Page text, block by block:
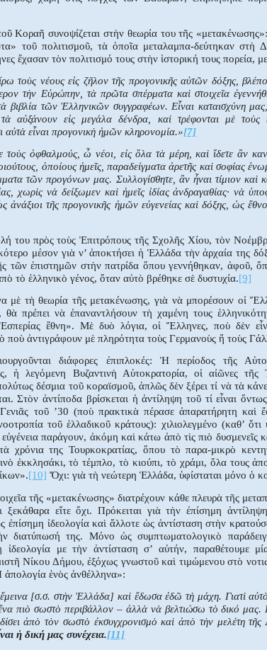
Κοραῆ συνοψίζεται στὴν θεωρία του τῆς
τοῦ πολιτισμοῦ, τὰ ὁποῖα μεταλαμπα-δεύτηκαν στὴ
ἔχασαν τὸν πολιτισμό τους στὴν ἱστορική τους πορεία,
τοὺς νέους εἰς ζῆλον τῆς προγονικῆς αὐτῶν δόξης,
τὴν Εὐρώπην, τὰ πρῶτα σπέρματα καὶ στοιχεῖα
βιβλία τῶν Ἑλληνικῶν συγγραφέων. Εἶναι καταισχύνη
τὰ αὐξάνουν εἰς μεγάλα δένδρα, καὶ τρέφονται μὲ
αὐτὰ εἶναι προγονικὴ ἠμῶν κληρονομία.»[7]
τοὺς ὀφθαλμούς, ὦ νέοι, εἰς ὅλα τὰ μέρη, καὶ ἴδετε ἂν
ὁποίους ἡμεῖς, παραδείγματα ἀρετῆς καὶ σοφίας
τῶν προγόνων μας. Συλλογίσθητε, ἂν ἦναι τίμιον καὶ
χωρὶς νὰ δείξωμεν καὶ ἡμεῖς ἰδίας ἀνδραγαθίας· νὰ
τῆς προγονικῆς ἡμῶν εὐγενείας καὶ δόξης, ὡς
του πρὸς τοὺς Ἐπιτρόπους τῆς Σχολῆς Χίου, τὸν
μέσον γιὰ ν’ ἀποκτήσει ἡ Ἑλλάδα τὴν ἀρχαία της
τῶν ἐπιστημῶν στὴν πατρίδα ὅπου γεννήθηκαν, ἀφοῦ,
τὸ ἑλληνικὸ γένος, ὅταν αὐτὸ βρέθηκε σὲ δυστυχία.[9]
μὲ τὴ θεωρία τῆς μετακένωσης, γιὰ νὰ μπορέσουν οἱ
θὰ πρέπει νὰ ἐπαναντλήσουν τὴ χαμένη τους
ἔθνη». Μὲ δυὸ λόγια, οἱ Ἕλληνες, ποὺ δὲν
ἀντιγράφουν μὲ πληρότητα τοὺς Γερμανοὺς ἢ τοὺς
διάφορες ἐπιπλοκές: Ἡ περίοδος τῆς
ἡ λεγόμενη Βυζαντινὴ Αὐτοκρατορία, οἱ αἰῶνες
δέσμια τοῦ κοραϊσμοῦ, ἁπλῶς δὲν ξέρει τί νὰ τὰ
Στὸν ἀντίποδα βρίσκεται ἡ ἀντίληψη τοῦ τί εἶναι
τοῦ ’30 (ποὺ πρακτικὰ πέρασε ἀπαρατήρητη καὶ
τοῦ ἑλλαδικοῦ κράτους): χιλιολεγμένο (καθ’
παράγουν, ἀκόμη καὶ κάτω ἀπὸ τὶς πιὸ δυσμενεῖς
χρόνια της Τουρκοκρατίας, ὅπου τὸ παρα-μικρὸ
ἐκκλησάκι, τὸ τέμπλο, τὸ κιούπι, τὸ χράμι, ὅλα τους
[10] Ὄχι: γιὰ τὴ νεώτερη Ἑλλάδα, ὑφίσταται μόνο ὁ
τῆς «μετακένωσης» διατρέχουν κάθε πλευρὰ τῆς
ξεκάθαρα εἴτε ὄχι. Πρόκειται γιὰ τὴν ἐπίσημη
ἐπίσημη ἰδεολογία καὶ ἄλλοτε ὡς ἀντίσταση στὴν
διατύπωσή της. Μόνο ὡς συμπτωματολογικὸ
ἰδεολογία με τὴν ἀντίσταση σ’ αὐτήν, παραθέτουμε
Νίκου Δήμου, ἐξόχως γνωστοῦ καὶ τιμώμενου στὸ
ἑνὸς ἀνθέλληνα»:
[σ.σ. στὴν Ἑλλάδα] καὶ ἔδωσα ἐδῶ τὴ μάχη. Γιατὶ
πιὸ σωστὸ περιβάλλον – ἀλλὰ νὰ βελτιώσω τὸ δικό μας.
ἀπὸ τὸν σωστὸ ἐκσυγχρονισμὸ καὶ ἀπὸ τὴν μελέτη τῆς
ἡ δική μας συνέχεια.[11]